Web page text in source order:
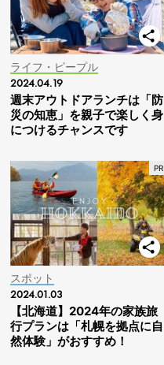
ライフ・ピープル
2024.04.19
週末アウトドアランチは「防
災の知恵」を親子で楽しく身
につけるチャンスです
スポット
2024.01.03
【北海道】2024年の家族旅
行プランは「札幌を拠点に自
然体験」がおすすめ！